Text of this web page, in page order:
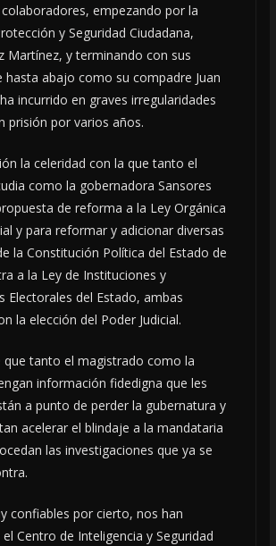
empezando por la
y Seguridad Ciudadana,
Martínez, y terminando con sus
hasta abajo como su compadre Juan
incurrido en graves irregularidades
prisión por varios años.
la celeridad con la que tanto el
como la gobernadora Sansores
de reforma a la Ley Orgánica
y para reformar y adicionar diversas
la Constitución Política del Estado de
a la Ley de Instituciones y
Electorales del Estado, ambas
la elección del Poder Judicial.
que tanto el magistrado como la
información fidedigna que les
a punto de perder la gubernatura y
acelerar el blindaje a la mandataria
las investigaciones que ya se
confiables por cierto, nos han
Centro de Inteligencia y Seguridad